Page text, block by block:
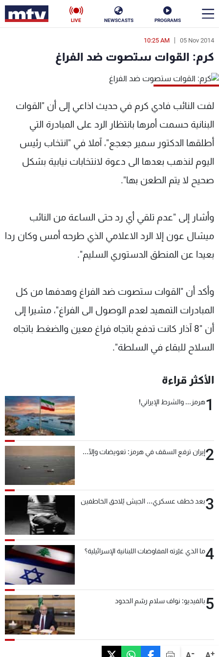
PROGRAMS
NEWSCASTS
LIVE
+
-
05 Nov 2014
10:25 AM
كرم: القوات ستصوت ضد الفراغ
لفت النائب فادي كرم في حديث اذاعي إلى أن "القوات
البنانية حسمت أمرها بانتظار الرد على المبادرة التي
أطلقها الدكتور سمير جعجع"، آملا في "انتخاب رئيس
اليوم لنذهب بعدها الى دعوة لانتخابات نيابية بشكل
صحيح لا يتم الطعن بها".
وأشار إلى "عدم تلقي أي رد حتى الساعة من النائب
ميشال عون إلا الرد الاعلامي الذي طرحه أمس وكان ردا
بعيدا عن المنطق الدستوري السليم".
وأكد أن "القوات ستصوت ضد الفراغ وهدفها من كل
المبادرات التمهيد لعدم الوصول الى الفراغ"، مشيرا إلى
أن "8 آذار كانت تدفع باتجاه فراغ معين والضغط باتجاه
السلاح للبقاء في السلطة".
الأكثر قراءة
1هرمز... والشرط الإيراني!
2إيران ترفع السقف في هرمز: تعويضات وإلّا...
3بعد خطف عسكري... الجيش يُلاحق الخاطفين
4ما الذي غيّرته المفاوضات اللبنانية الإسرائيلية؟
5بالفيديو: نواف سلام رسّم الحدود
en
الأخبار
سياسة
إقتصاد فن
منوعات
كأس العالم
جدول البرامج
شاهد البرامج
الترددات
الإنـتـاج
لاعلاناتكم
شروط الإسـتخدام
سياسة الخصوصية